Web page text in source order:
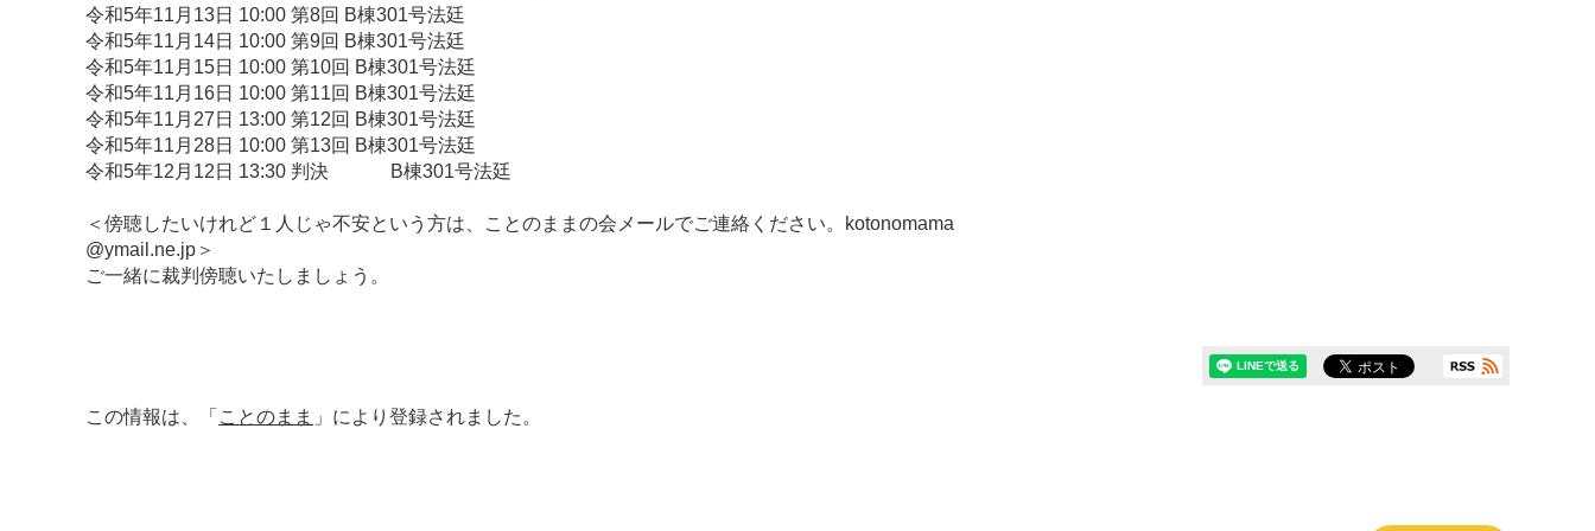
令和5年11月13日 10:00 第8回 B棟301号法廷
令和5年11月14日 10:00 第9回 B棟301号法廷
令和5年11月15日 10:00 第10回 B棟301号法廷
令和5年11月16日 10:00 第11回 B棟301号法廷
令和5年11月27日 13:00 第12回 B棟301号法廷
令和5年11月28日 10:00 第13回 B棟301号法廷
令和5年12月12日 13:30 判決 B棟301号法廷
＜傍聴したいけれど１人じゃ不安という方は、ことのままの会メールでご連絡ください。kotonomama
@ymail.ne.jp＞
ご一緒に裁判傍聴いたしましょう。
この情報は、「 ことのまま 」により登録されました。